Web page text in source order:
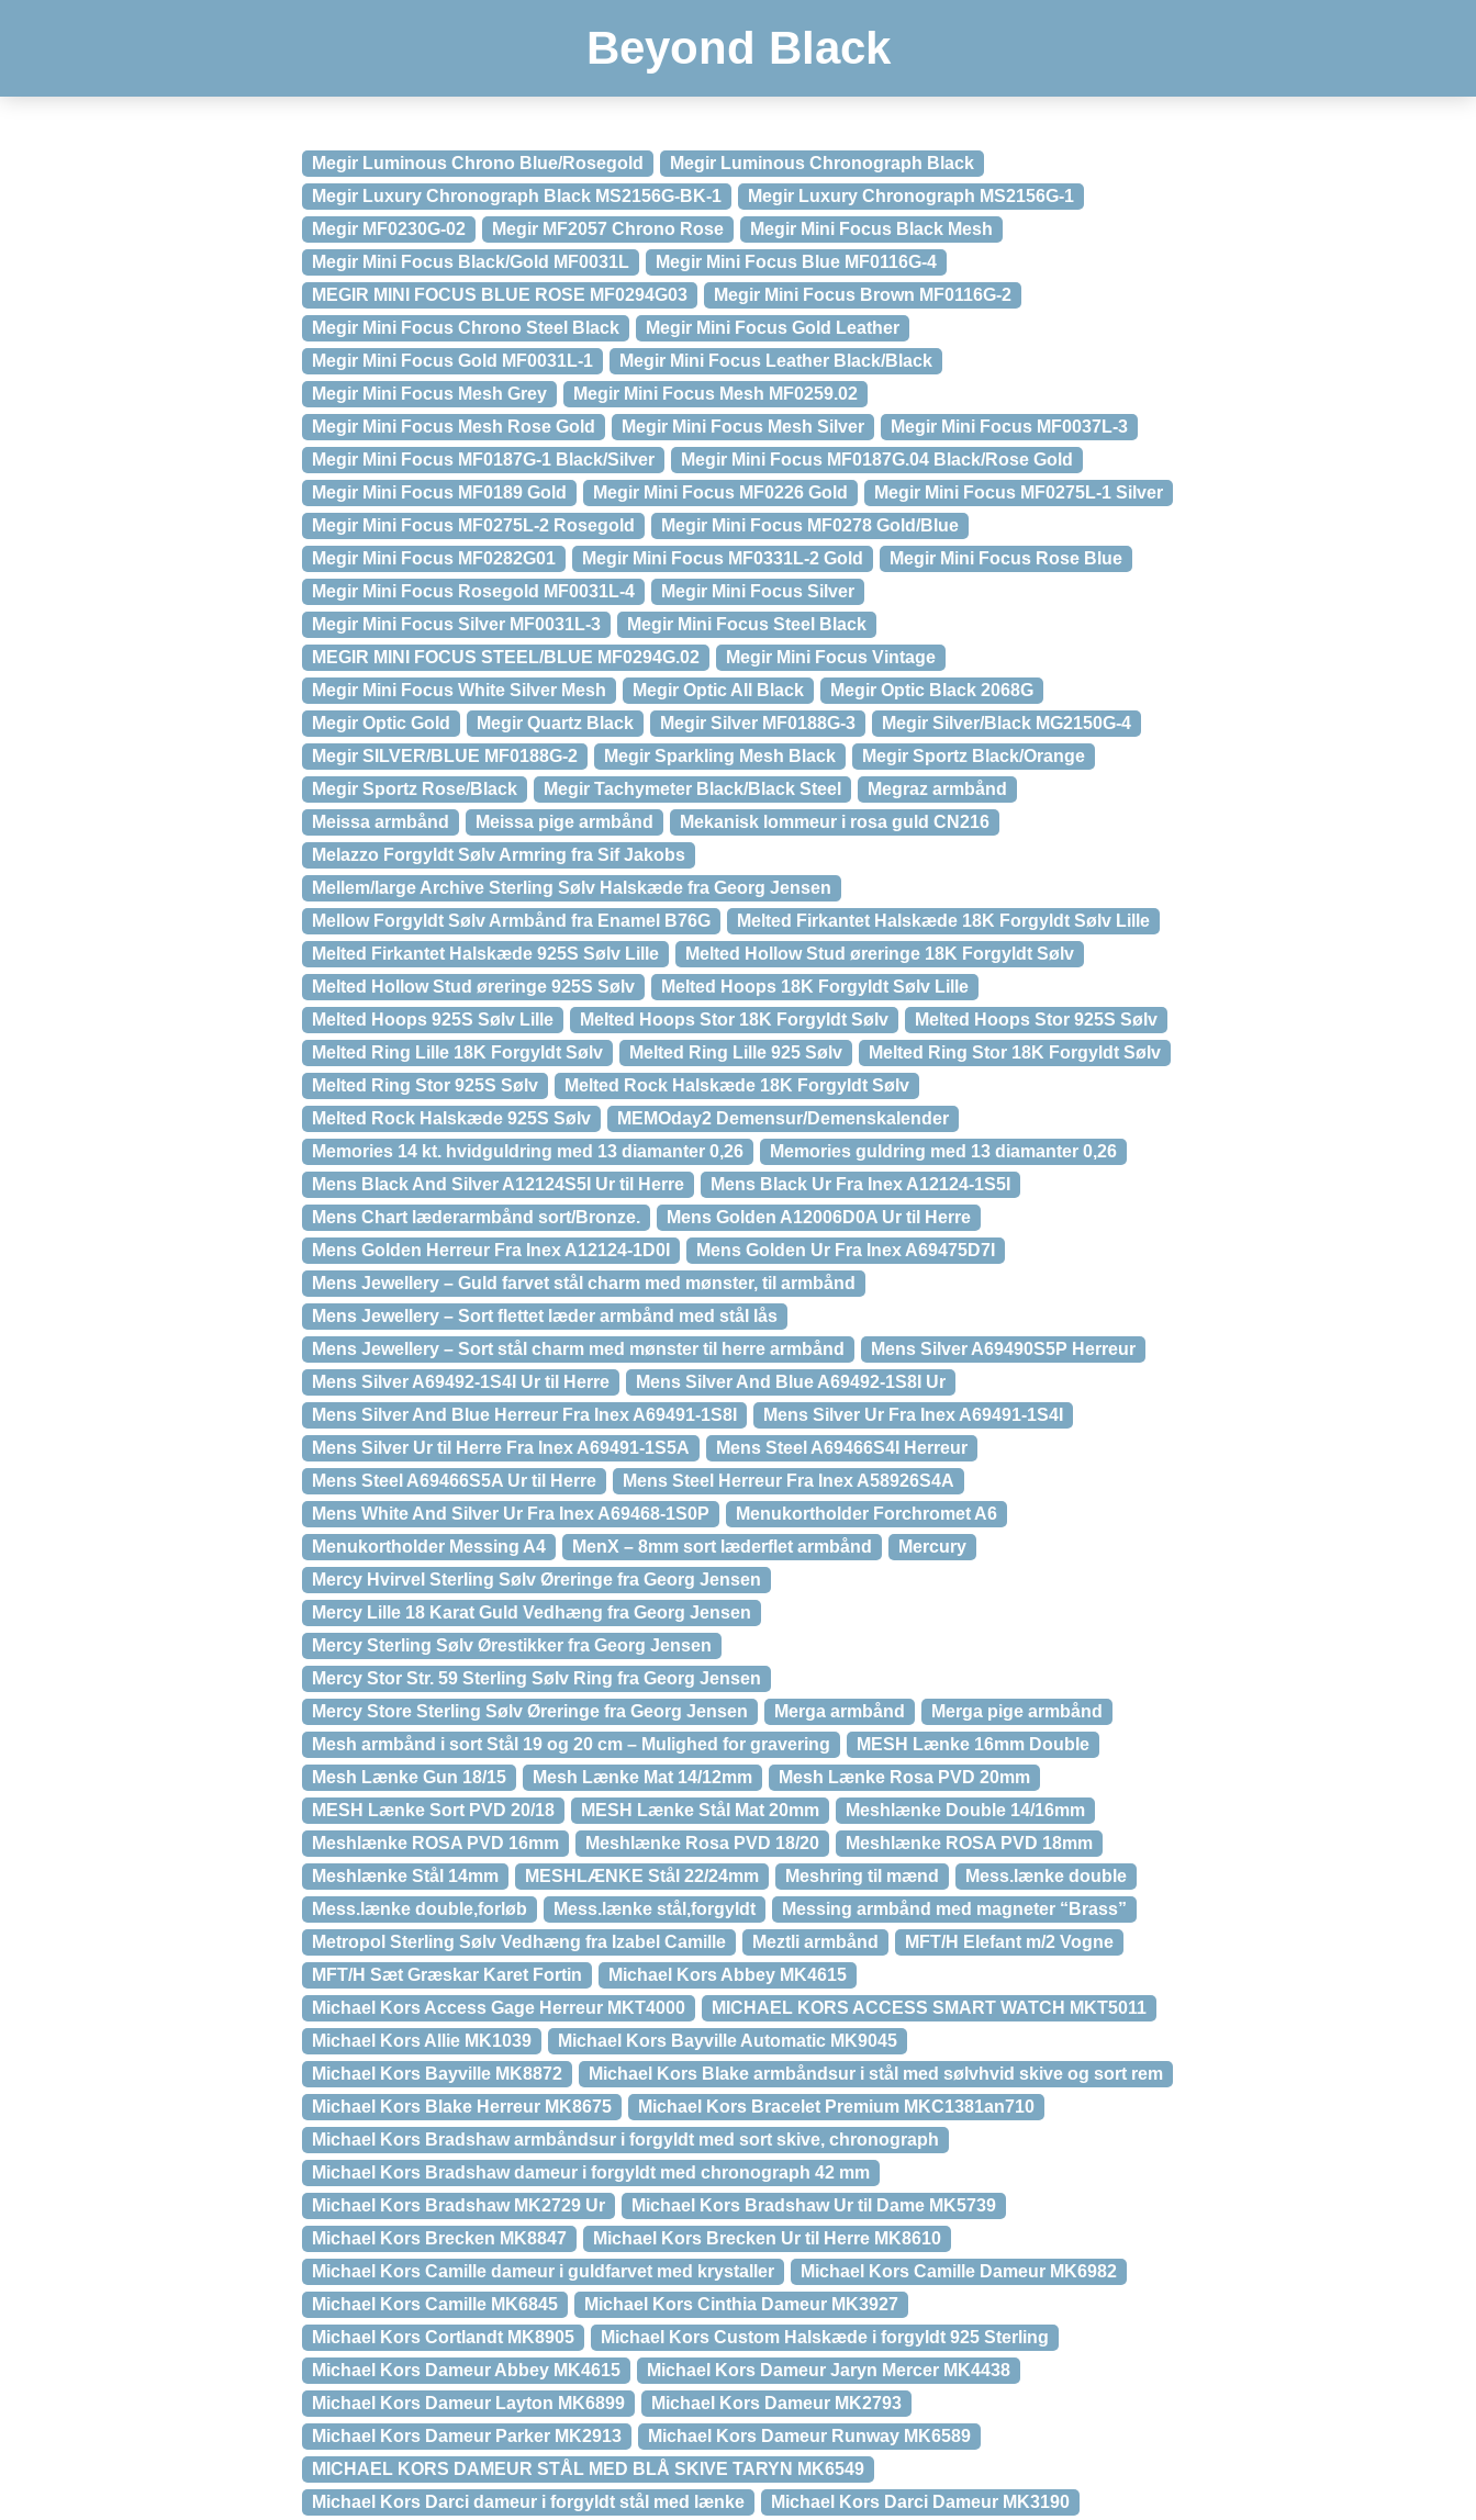
Beyond Black
Megir Luminous Chrono Blue/Rosegold
Megir Luminous Chronograph Black
Megir Luxury Chronograph Black MS2156G-BK-1
Megir Luxury Chronograph MS2156G-1
Megir MF0230G-02
Megir MF2057 Chrono Rose
Megir Mini Focus Black Mesh
Megir Mini Focus Black/Gold MF0031L
Megir Mini Focus Blue MF0116G-4
MEGIR MINI FOCUS BLUE ROSE MF0294G03
Megir Mini Focus Brown MF0116G-2
Megir Mini Focus Chrono Steel Black
Megir Mini Focus Gold Leather
Megir Mini Focus Gold MF0031L-1
Megir Mini Focus Leather Black/Black
Megir Mini Focus Mesh Grey
Megir Mini Focus Mesh MF0259.02
Megir Mini Focus Mesh Rose Gold
Megir Mini Focus Mesh Silver
Megir Mini Focus MF0037L-3
Megir Mini Focus MF0187G-1 Black/Silver
Megir Mini Focus MF0187G.04 Black/Rose Gold
Megir Mini Focus MF0189 Gold
Megir Mini Focus MF0226 Gold
Megir Mini Focus MF0275L-1 Silver
Megir Mini Focus MF0275L-2 Rosegold
Megir Mini Focus MF0278 Gold/Blue
Megir Mini Focus MF0282G01
Megir Mini Focus MF0331L-2 Gold
Megir Mini Focus Rose Blue
Megir Mini Focus Rosegold MF0031L-4
Megir Mini Focus Silver
Megir Mini Focus Silver MF0031L-3
Megir Mini Focus Steel Black
MEGIR MINI FOCUS STEEL/BLUE MF0294G.02
Megir Mini Focus Vintage
Megir Mini Focus White Silver Mesh
Megir Optic All Black
Megir Optic Black 2068G
Megir Optic Gold
Megir Quartz Black Megir Silver MF0188G-3
Megir Silver/Black MG2150G-4
Megir SILVER/BLUE MF0188G-2
Megir Sparkling Mesh Black
Megir Sportz Black/Orange
Megir Sportz Rose/Black
Megir Tachymeter Black/Black Steel
Megraz armbånd
Meissa armbånd
Meissa pige armbånd
Mekanisk lommeur i rosa guld CN216
Melazzo Forgyldt Sølv Armring fra Sif Jakobs
Mellem/large Archive Sterling Sølv Halskæde fra Georg Jensen
Mellow Forgyldt Sølv Armbånd fra Enamel B76G
Melted Firkantet Halskæde 18K Forgyldt Sølv Lille
Melted Firkantet Halskæde 925S Sølv Lille
Melted Hollow Stud øreringe 18K Forgyldt Sølv
Melted Hollow Stud øreringe 925S Sølv
Melted Hoops 18K Forgyldt Sølv Lille
Melted Hoops 925S Sølv Lille
Melted Hoops Stor 18K Forgyldt Sølv
Melted Hoops Stor 925S Sølv
Melted Ring Lille 18K Forgyldt Sølv
Melted Ring Lille 925 Sølv
Melted Ring Stor 18K Forgyldt Sølv
Melted Ring Stor 925S Sølv
Melted Rock Halskæde 18K Forgyldt Sølv
Melted Rock Halskæde 925S Sølv
MEMOday2 Demensur/Demenskalender
Memories 14 kt. hvidguldring med 13 diamanter 0,26
Memories guldring med 13 diamanter 0,26
Mens Black And Silver A12124S5I Ur til Herre
Mens Black Ur Fra Inex A12124-1S5I
Mens Chart læderarmbånd sort/Bronze.
Mens Golden A12006D0A Ur til Herre
Mens Golden Herreur Fra Inex A12124-1D0I
Mens Golden Ur Fra Inex A69475D7I
Mens Jewellery – Guld farvet stål charm med mønster, til armbånd
Mens Jewellery – Sort flettet læder armbånd med stål lås
Mens Jewellery – Sort stål charm med mønster til herre armbånd
Mens Silver A69490S5P Herreur
Mens Silver A69492-1S4I Ur til Herre
Mens Silver And Blue A69492-1S8I Ur
Mens Silver And Blue Herreur Fra Inex A69491-1S8I
Mens Silver Ur Fra Inex A69491-1S4I
Mens Silver Ur til Herre Fra Inex A69491-1S5A
Mens Steel A69466S4I Herreur
Mens Steel A69466S5A Ur til Herre
Mens Steel Herreur Fra Inex A58926S4A
Mens White And Silver Ur Fra Inex A69468-1S0P
Menukortholder Forchromet A6
Menukortholder Messing A4
MenX – 8mm sort læderflet armbånd
Mercury
Mercy Hvirvel Sterling Sølv Øreringe fra Georg Jensen
Mercy Lille 18 Karat Guld Vedhæng fra Georg Jensen
Mercy Sterling Sølv Ørestikker fra Georg Jensen
Mercy Stor Str. 59 Sterling Sølv Ring fra Georg Jensen
Mercy Store Sterling Sølv Øreringe fra Georg Jensen
Merga armbånd
Merga pige armbånd
Mesh armbånd i sort Stål 19 og 20 cm – Mulighed for gravering
MESH Lænke 16mm Double
Mesh Lænke Gun 18/15
Mesh Lænke Mat 14/12mm
Mesh Lænke Rosa PVD 20mm
MESH Lænke Sort PVD 20/18
MESH Lænke Stål Mat 20mm
Meshlænke Double 14/16mm
Meshlænke ROSA PVD 16mm
Meshlænke Rosa PVD 18/20
Meshlænke ROSA PVD 18mm
Meshlænke Stål 14mm
MESHLÆNKE Stål 22/24mm Meshring til mænd
Mess.lænke double
Mess.lænke double,forløb
Mess.lænke stål,forgyldt
Messing armbånd med magneter “Brass”
Metropol Sterling Sølv Vedhæng fra Izabel Camille
Meztli armbånd
MFT/H Elefant m/2 Vogne
MFT/H Sæt Græskar Karet Fortin
Michael Kors Abbey MK4615
Michael Kors Access Gage Herreur MKT4000
MICHAEL KORS ACCESS SMART WATCH MKT5011
Michael Kors Allie MK1039
Michael Kors Bayville Automatic MK9045
Michael Kors Bayville MK8872
Michael Kors Blake armbåndsur i stål med sølvhvid skive og sort rem
Michael Kors Blake Herreur MK8675
Michael Kors Bracelet Premium MKC1381an710
Michael Kors Bradshaw armbåndsur i forgyldt med sort skive, chronograph
Michael Kors Bradshaw dameur i forgyldt med chronograph 42 mm
Michael Kors Bradshaw MK2729 Ur
Michael Kors Bradshaw Ur til Dame MK5739
Michael Kors Brecken MK8847
Michael Kors Brecken Ur til Herre MK8610
Michael Kors Camille dameur i guldfarvet med krystaller
Michael Kors Camille Dameur MK6982
Michael Kors Camille MK6845
Michael Kors Cinthia Dameur MK3927
Michael Kors Cortlandt MK8905
Michael Kors Custom Halskæde i forgyldt 925 Sterling
Michael Kors Dameur Abbey MK4615
Michael Kors Dameur Jaryn Mercer MK4438
Michael Kors Dameur Layton MK6899
Michael Kors Dameur MK2793
Michael Kors Dameur Parker MK2913
Michael Kors Dameur Runway MK6589
MICHAEL KORS DAMEUR STÅL MED BLÅ SKIVE TARYN MK6549
Michael Kors Darci dameur i forgyldt stål med lænke
Michael Kors Darci Dameur MK3190